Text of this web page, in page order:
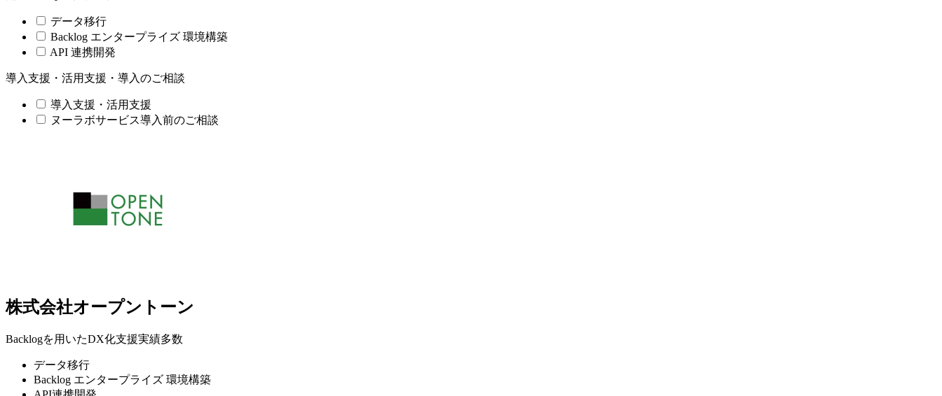
データ移行
Backlog エンタープライズ 環境構築
API 連携開発
導入支援・活用支援・導入のご相談
導入支援・活用支援
ヌーラボサービス導入前のご相談
株式会社オープントーン
Backlogを用いたDX化支援実績多数
データ移行
Backlog エンタープライズ 環境構築